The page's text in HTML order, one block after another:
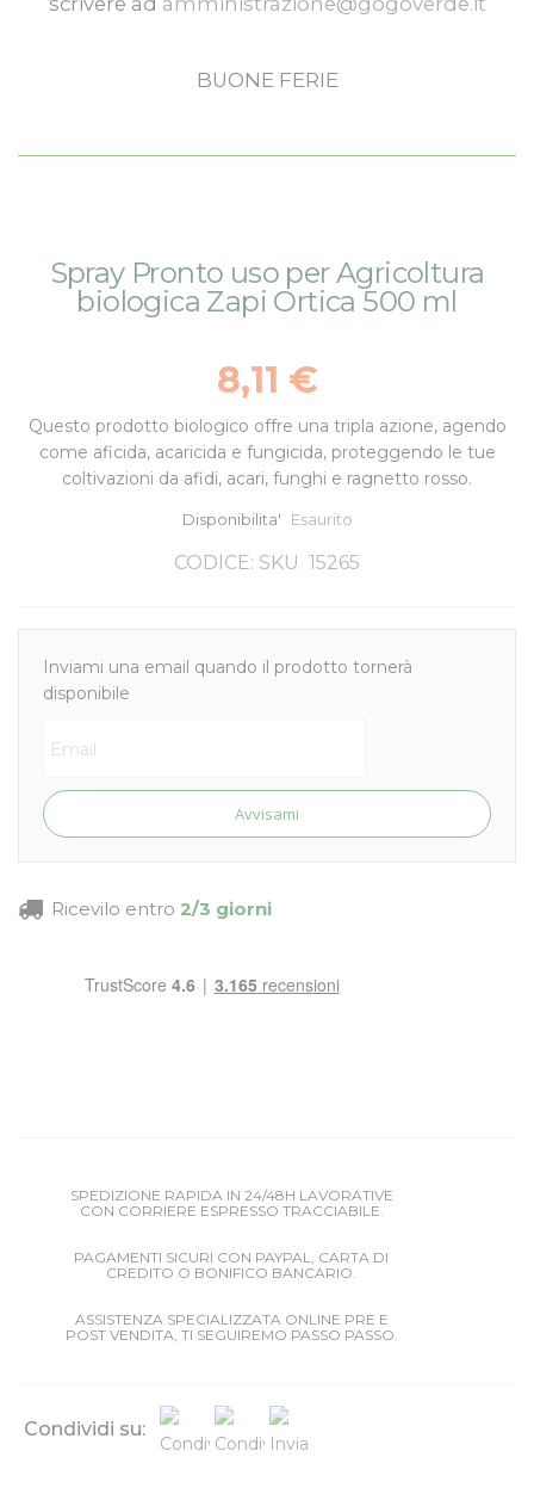
BUONE FERIE
all'inizioSpray Pronto uso per Agricoltura
biologica Zapi Ortica 500 ml
8,11 €
Questo prodotto biologico offre una tripla azione, agendo
come aficida, acaricida e fungicida, proteggendo le tue
coltivazioni da afidi, acari, funghi e ragnetto rosso.
Disponibilita' Esaurito
CODICE: SKU 15265
Inviami una email quando il prodotto tornerà
disponibile
Avvisami
Ricevilo entro 2/3 giorni
SPEDIZIONE RAPIDA IN 24/48H LAVORATIVE
CON CORRIERE ESPRESSO TRACCIABILE.
PAGAMENTI SICURI CON PAYPAL, CARTA DI
CREDITO O BONIFICO BANCARIO.
ASSISTENZA SPECIALIZZATA ONLINE PRE E
POST VENDITA, TI SEGUIREMO PASSO PASSO.
Condividi su: